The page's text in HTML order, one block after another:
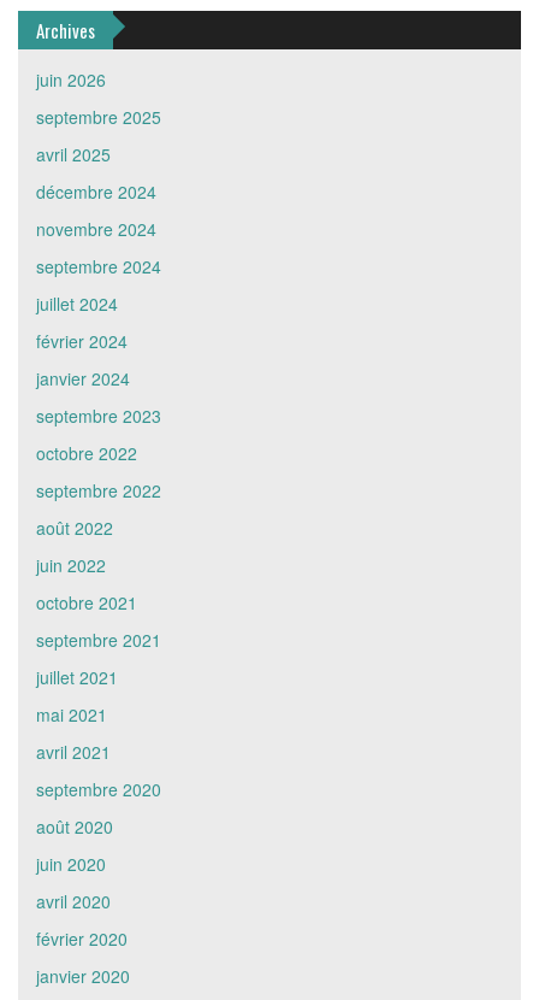
Archives
juin 2026
septembre 2025
avril 2025
décembre 2024
novembre 2024
septembre 2024
juillet 2024
février 2024
janvier 2024
septembre 2023
octobre 2022
septembre 2022
août 2022
juin 2022
octobre 2021
septembre 2021
juillet 2021
mai 2021
avril 2021
septembre 2020
août 2020
juin 2020
avril 2020
février 2020
janvier 2020